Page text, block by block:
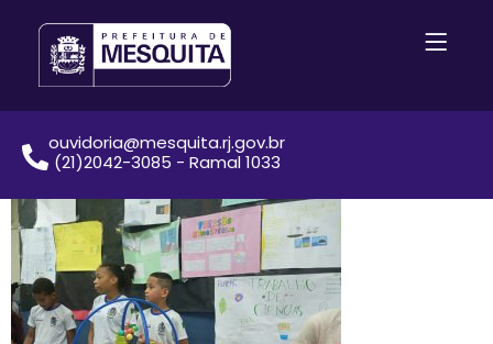
ouvidoria@mesquita.rj.gov.br
(21)2042-3085 - Ramal 1033